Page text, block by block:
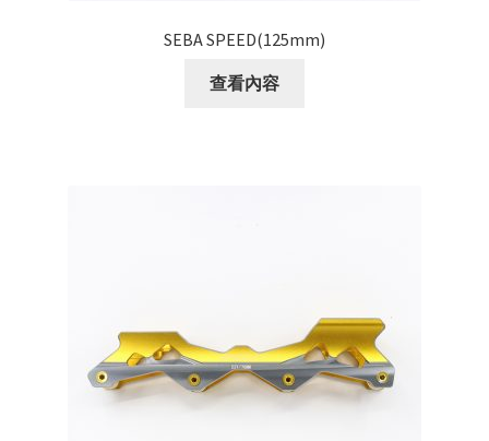
SEBA SPEED(125mm)
查看內容